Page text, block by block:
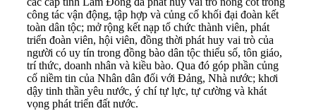
công tác vận động, tập hợp và củng cố khối đại đoàn kết
toàn dân tộc; mở rộng kết nạp tổ chức thành viên, phát
triển đoàn viên, hội viên, đồng thời phát huy vai trò của
người có uy tín trong đồng bào dân tộc thiểu số, tôn giáo,
trí thức, doanh nhân và kiều bào. Qua đó góp phần củng
cố niềm tin của Nhân dân đối với Đảng, Nhà nước; khơi
dậy tinh thần yêu nước, ý chí tự lực, tự cường và khát
vọng phát triển đất nước.